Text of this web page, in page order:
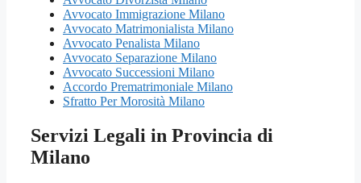
Avvocato Immigrazione Milano
Avvocato Matrimonialista Milano
Avvocato Penalista Milano
Avvocato Separazione Milano
Avvocato Successioni Milano
Accordo Prematrimoniale Milano
Sfratto Per Morosità Milano
Servizi Legali in Provincia di
Milano